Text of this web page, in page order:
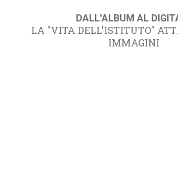
DALL'ALBUM AL
LA "VITA DELL'ISTITUTO"
IMMAGINI